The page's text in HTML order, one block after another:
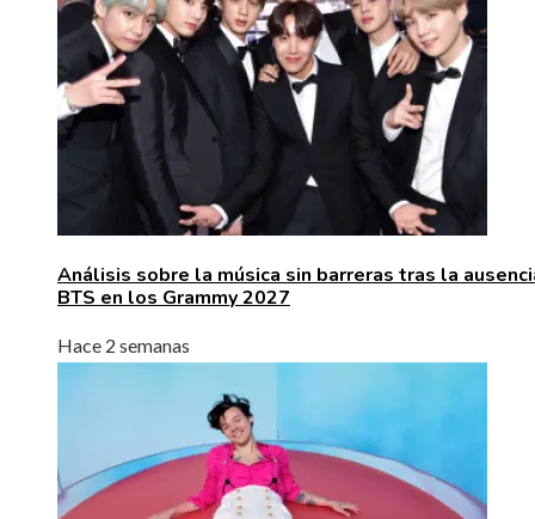
Análisis sobre la música sin barreras tras la
BTS en los Grammy 2027
Hace 2 semanas